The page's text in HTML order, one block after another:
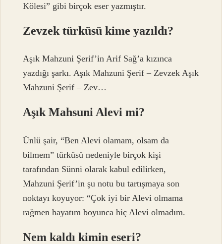
Kölesi” gibi birçok eser yazmıştır.
Zevzek türküsü kime yazıldı?
Aşık Mahzuni Şerif’in Arif Sağ’a kızınca
yazdığı şarkı. Aşık Mahzuni Şerif – Zevzek Aşık
Mahzuni Şerif – Zev…
Aşık Mahsuni Alevi mi?
Ünlü şair, “Ben Alevi olamam, olsam da
bilmem” türküsü nedeniyle birçok kişi
tarafından Sünni olarak kabul edilirken,
Mahzuni Şerif’in şu notu bu tartışmaya son
noktayı koyuyor: “Çok iyi bir Alevi olmama
rağmen hayatım boyunca hiç Alevi olmadım.
Nem kaldı kimin eseri?